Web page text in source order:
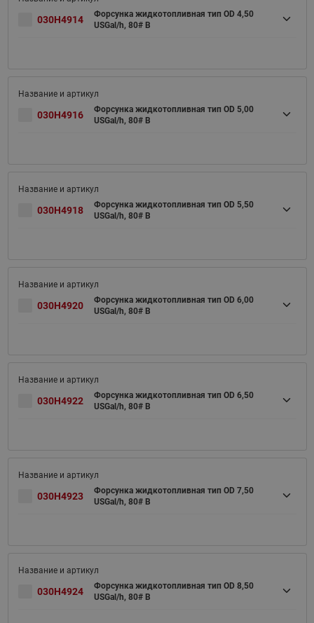
030H4914
Форсунка жидкотопливная тип OD 4,50
USGal/h, 80# B
030H4916
Форсунка жидкотопливная тип OD 5,00
USGal/h, 80# B
030H4918
Форсунка жидкотопливная тип OD 5,50
USGal/h, 80# B
030H4920
Форсунка жидкотопливная тип OD 6,00
USGal/h, 80# B
030H4922
Форсунка жидкотопливная тип OD 6,50
USGal/h, 80# B
030H4923
Форсунка жидкотопливная тип OD 7,50
USGal/h, 80# B
030H4924
Форсунка жидкотопливная тип OD 8,50
USGal/h, 80# B